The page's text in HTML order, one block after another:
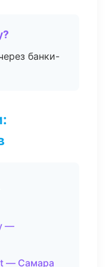
банки-
—
— Самара